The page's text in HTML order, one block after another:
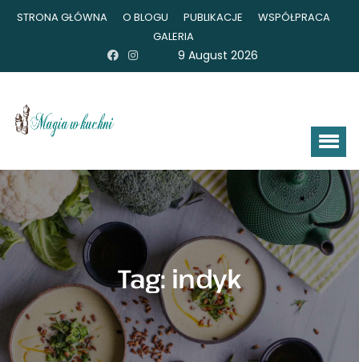
STRONA GŁÓWNA O BLOGU PUBLIKACJE
WSPÓŁPRACA
GALERIA
9 August 2026
Tag:indyk